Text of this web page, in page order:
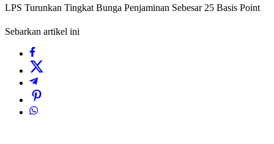
LPS Turunkan Tingkat Bunga Penjaminan Sebesar 25 Basis Point
Sebarkan artikel ini